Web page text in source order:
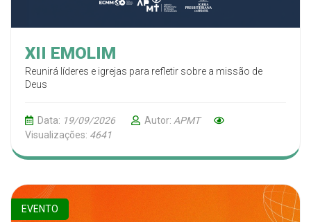
XII EMOLIM
Reunirá líderes e igrejas para refletir sobre a missão de
Deus
Data: 19/09/2026 Autor: APMT
Visualizações: 4641
EVENTO